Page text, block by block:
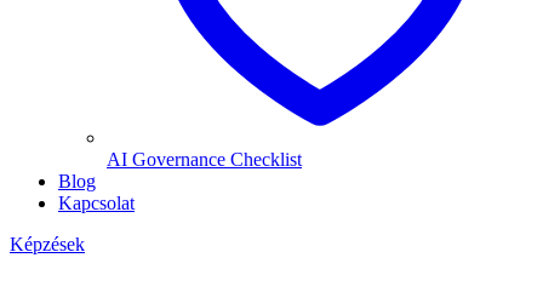
AI Governance Checklist
Blog
Kapcsolat
Képzések